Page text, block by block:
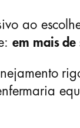
ao
em mais de